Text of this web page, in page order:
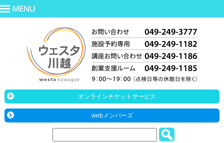
オンラインチケットサービス
webメンバーズ